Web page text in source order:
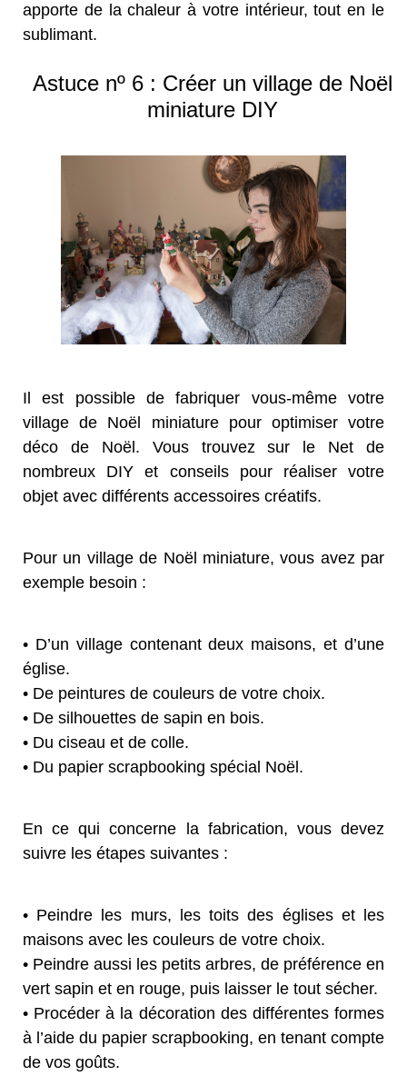
apporte de la chaleur à votre intérieur, tout en le
sublimant.
Astuce nº 6 : Créer un village de Noël
miniature DIY
Il est possible de fabriquer vous-même votre
village de Noël miniature pour optimiser votre
déco de Noël. Vous trouvez sur le Net de
nombreux DIY et conseils pour réaliser votre
objet avec différents accessoires créatifs.
Pour un village de Noël miniature, vous avez par
exemple besoin :
• D’un village contenant deux maisons, et d’une
église.
• De peintures de couleurs de votre choix.
• De silhouettes de sapin en bois.
• Du ciseau et de colle.
• Du papier scrapbooking spécial Noël.
En ce qui concerne la fabrication, vous devez
suivre les étapes suivantes :
• Peindre les murs, les toits des églises et les
maisons avec les couleurs de votre choix.
• Peindre aussi les petits arbres, de préférence en
vert sapin et en rouge, puis laisser le tout sécher.
• Procéder à la décoration des différentes formes
à l’aide du papier scrapbooking, en tenant compte
de vos goûts.